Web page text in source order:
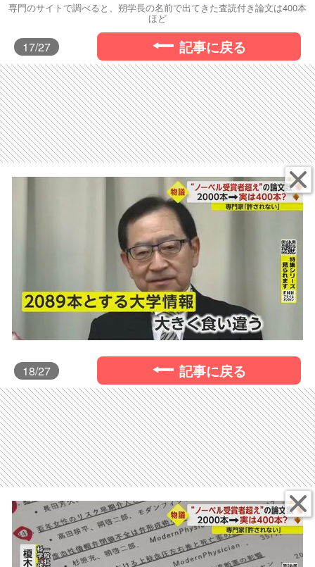
専門のサイトで調べると、朔学長の名前で出てきた査読付き論文は400本
ほど
17/27 記事に戻る
18/27 記事に戻る